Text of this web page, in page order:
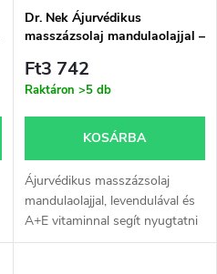
Dr. Nek Ájurvédikus
masszázsolaj mandulaolajjal –
Ft3 742
Raktáron >5 db
KOSÁRBA
Ájurvédikus masszázsolaj
mandulaolajjal, levendulával és
A+E vitaminnal segít nyugtatni
a bőrt és támogatja